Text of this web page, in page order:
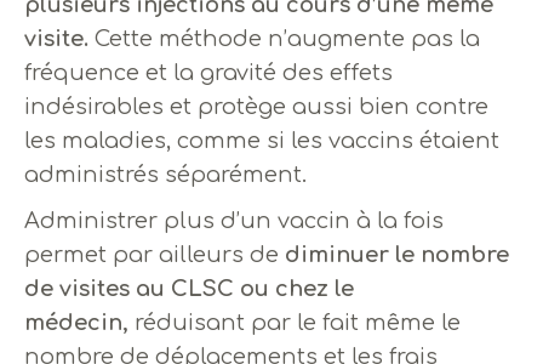
visite. Cette méthode n’augmente pas la
fréquence et la gravité des effets
indésirables et protège aussi bien contre
les maladies, comme si les vaccins étaient
administrés séparément.
Administrer plus d’un vaccin à la fois
permet par ailleurs de diminuer le nombre
de visites au CLSC ou chez le
médecin, réduisant par le fait même le
nombre de déplacements et les frais